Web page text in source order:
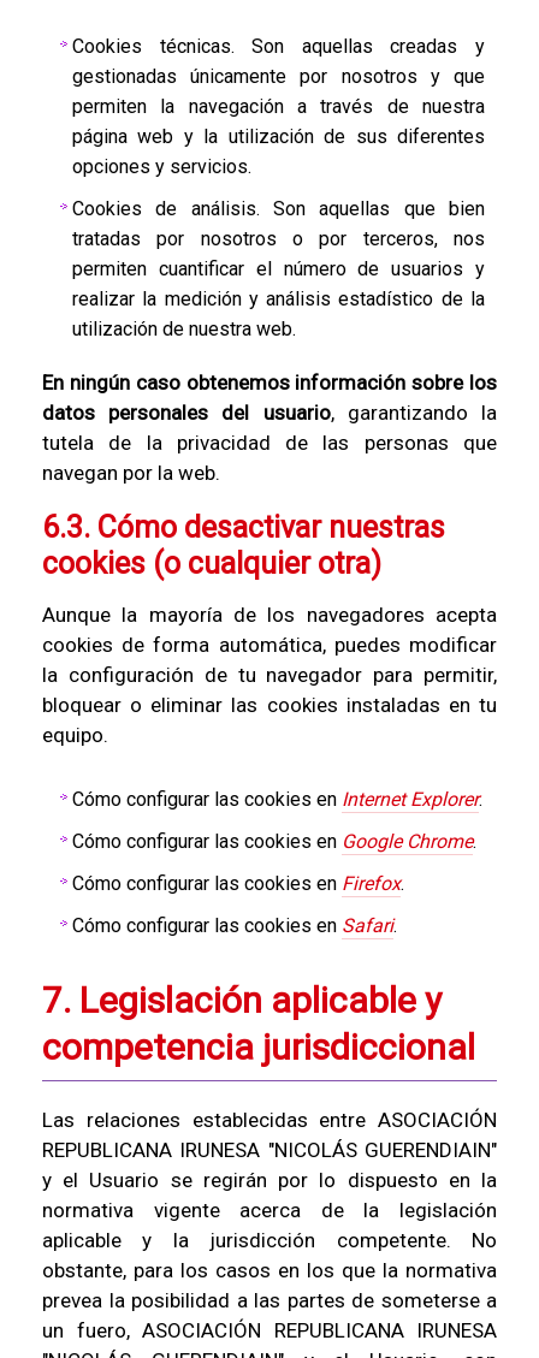
Cookies técnicas. Son aquellas creadas y
gestionadas únicamente por nosotros y que
permiten la navegación a través de nuestra
página web y la utilización de sus diferentes
opciones y servicios.
Cookies de análisis. Son aquellas que bien
tratadas por nosotros o por terceros, nos
permiten cuantificar el número de usuarios y
realizar la medición y análisis estadístico de la
utilización de nuestra web.
En ningún caso obtenemos información sobre los
datos personales del usuario, garantizando la
tutela de la privacidad de las personas que
navegan por la web.
6.3. Cómo desactivar nuestras
cookies (o cualquier otra)
Aunque la mayoría de los navegadores acepta
cookies de forma automática, puedes modificar
la configuración de tu navegador para permitir,
bloquear o eliminar las cookies instaladas en tu
equipo.
Cómo configurar las cookies en Internet Explorer.
Cómo configurar las cookies en Google Chrome.
Cómo configurar las cookies en Firefox.
Cómo configurar las cookies en Safari.
7. Legislación aplicable y
competencia jurisdiccional
Las relaciones establecidas entre ASOCIACIÓN
REPUBLICANA IRUNESA "NICOLÁS GUERENDIAIN"
y el Usuario se regirán por lo dispuesto en la
normativa vigente acerca de la legislación
aplicable y la jurisdicción competente. No
obstante, para los casos en los que la normativa
prevea la posibilidad a las partes de someterse a
un fuero, ASOCIACIÓN REPUBLICANA IRUNESA